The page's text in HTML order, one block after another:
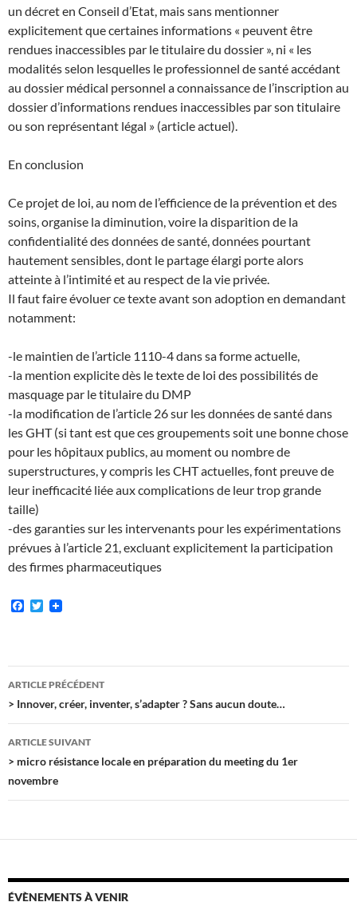
un décret en Conseil d’Etat, mais sans mentionner
explicitement que certaines informations « peuvent être
rendues inaccessibles par le titulaire du dossier », ni « les
modalités selon lesquelles le professionnel de santé accédant
au dossier médical personnel a connaissance de l’inscription au
dossier d’informations rendues inaccessibles par son titulaire
ou son représentant légal » (article actuel).
En conclusion
Ce projet de loi, au nom de l’efficience de la prévention et des
soins, organise la diminution, voire la disparition de la
confidentialité des données de santé, données pourtant
hautement sensibles, dont le partage élargi porte alors
atteinte à l’intimité et au respect de la vie privée.
Il faut faire évoluer ce texte avant son adoption en demandant
notamment:
-le maintien de l’article 1110-4 dans sa forme actuelle,
-la mention explicite dès le texte de loi des possibilités de
masquage par le titulaire du DMP
-la modification de l’article 26 sur les données de santé dans
les GHT (si tant est que ces groupements soit une bonne chose
pour les hôpitaux publics, au moment ou nombre de
superstructures, y compris les CHT actuelles, font preuve de
leur inefficacité liée aux complications de leur trop grande
taille)
-des garanties sur les intervenants pour les expérimentations
prévues à l’article 21, excluant explicitement la participation
des firmes pharmaceutiques
F
o
o
T
e
r
Navigation
des
articles
ARTICLE PRÉCÉDENT
> Innover, créer, inventer, s’adapter ? Sans aucun doute…
ARTICLE SUIVANT
> micro résistance locale en préparation du meeting du 1er
novembre
ÉVÈNEMENTS À VENIR